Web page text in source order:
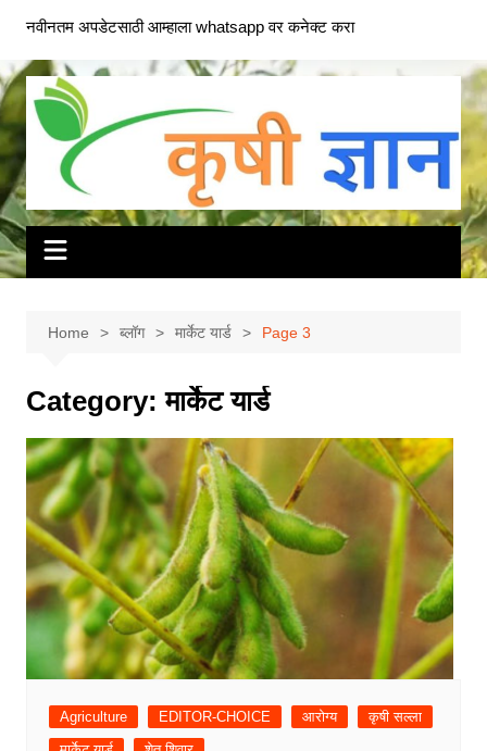
content
नवीनतम अपडेटसाठी आम्हाला whatsapp वर कनेक्ट करा
Home ब्लॉग मार्केट यार्ड Page 3
Category:मार्केट यार्ड
Agriculture EDITOR-CHOICE आरोग्य
कृषी सल्ला